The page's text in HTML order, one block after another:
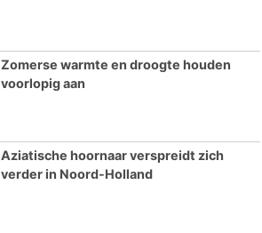
Zomerse warmte en droogte houden
voorlopig aan
Aziatische hoornaar verspreidt zich
verder in Noord-Holland